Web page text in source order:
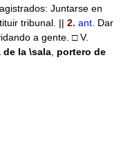
Juntarse en
tribunal. || 2. ant. Dar
a gente. □ V.
de la \sala portero de